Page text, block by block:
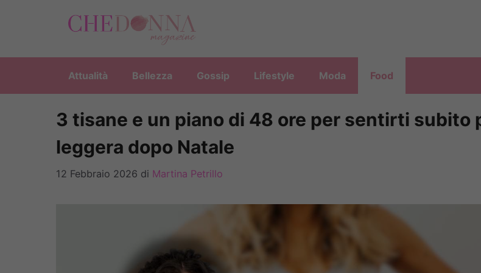
Attualità Bellezza Gossip Lifestyle Moda Food
3 tisane e un piano di 48 ore per sentirti subito
leggera dopo Natale
12 Febbraio 2026 di Martina Petrillo